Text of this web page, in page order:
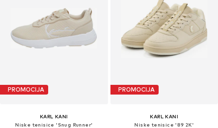
PROMOCIJA
KARL KANI
Niske tenisice 'Snug Runner'
PROMOCIJA
KARL KANI
Niske tenisice '89 2K'